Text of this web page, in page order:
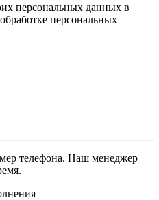
персональных данных в
персональных
телефона. Наш менеджер